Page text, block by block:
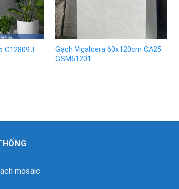
G12809J
Gạch Vigalcera 60x120cm CA25
GSM61201
mosaic